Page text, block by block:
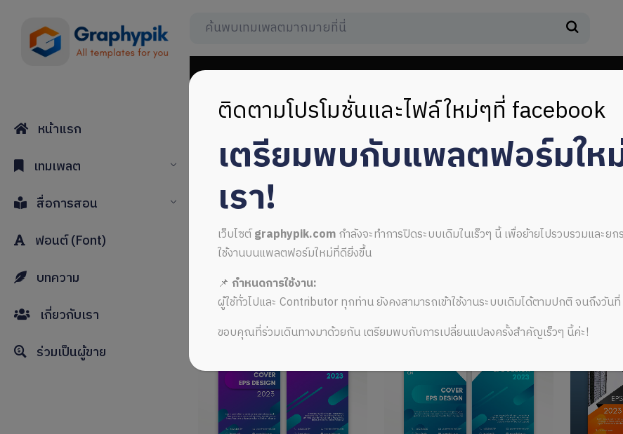
หน้าแรก
เทมเพลต
สื่อการสอน
ฟอนต์ (Font)
บทความ
เกี่ยวกับเรา
ร่วมเป็นผู้ขาย
new cover eps
ALL MUSIC FROM new cover eps
View
Details
0 Sale
View
Details
0 Sale
ติดตามโปรโมชั่นและไฟล์ใหม่ๆที่ facebook
เตรียมพบกับแพลตฟอร์มให
เรา!
เว็บไซต์graphypik.comกำลังจะทำการปิดระบบเดิมในเร็วๆ นี้ เพื่อย้ายไปรวบรวมและย
ใช้งานบนแพลตฟอร์มใหม่ที่ดียิ่งขึ้น
📌 กำหนดการใช้งาน:
ผู้ใช้ทั่วไปและ Contributor ทุกท่าน ยังคงสามารถเข้าใช้งานระบบเดิมได้ตามปกติ จนถึงวันที่
ขอบคุณที่ร่วมเดินทางมาด้วยกัน เตรียมพบกับการเปลี่ยนแปลงครั้งสำคัญเร็วๆ นี้ค่ะ!